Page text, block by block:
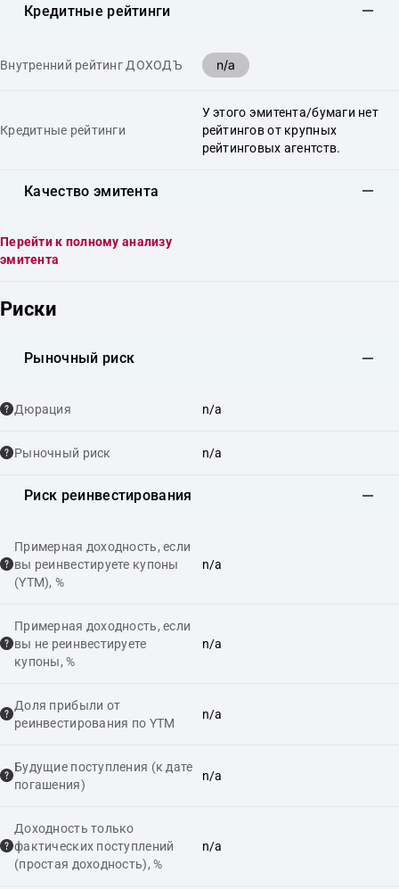
Кредитные рейтинги
Внутренний рейтинг ДОХОДЪ n/a
Кредитные рейтинги
У этого эмитента/бумаги нет
рейтингов от крупных
рейтинговых агентств.
Качество эмитента
Перейти к полному анализу
эмитента
Риски
Рыночный риск
Дюрация n/a
Рыночный риск n/a
Риск реинвестирования
Примерная доходность, если
вы реинвестируете купоны
(YTM), %
n/a
Примерная доходность, если
вы не реинвестируете
купоны, %
n/a
Доля прибыли от
реинвестирования по YTM
n/a
Будущие поступления (к дате
погашения)
n/a
Доходность только
фактических поступлений
(простая доходность), %
n/a